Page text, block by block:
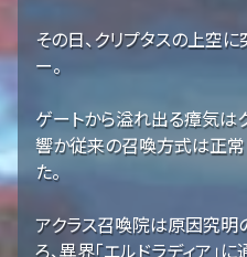
その日、クリプタスの上空
ー。
ゲートから溢れ出る瘴気は
響か従来の召喚方式は正常
た。
アクラス召喚院は原因究明
ろ、異界「エルドラディア」